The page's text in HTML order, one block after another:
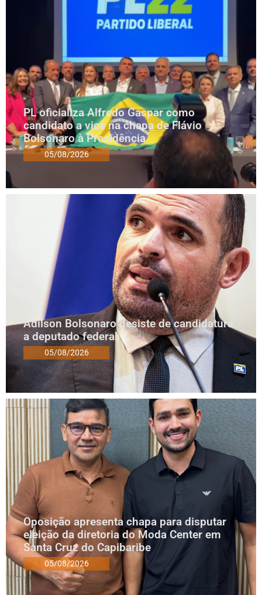
PL oficializa Alfredo Gaspar como
candidato a vice na chapa de Flávio
Bolsonaro à Presidência
05/08/2026
Adilson Bolsonaro desiste de candidatura
a deputado federal
05/08/2026
Oposição apresenta chapa para disputar
eleição da diretoria do Moda Center em
Santa Cruz do Capibaribe
05/08/2026